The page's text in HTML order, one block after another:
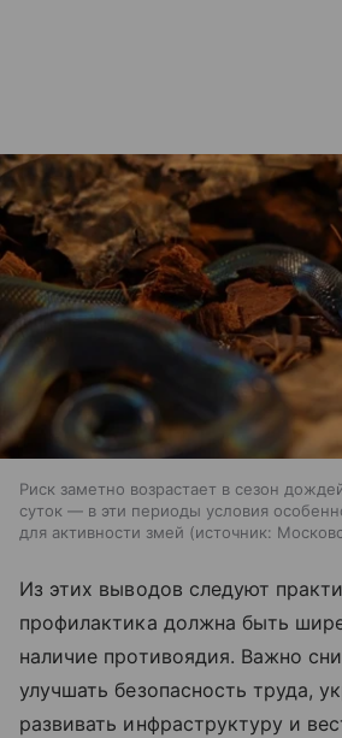
Риск заметно возрастает в сезон
суток — в эти периоды условия
для активности змей
источник:
Из этих выводов следуют
профилактика должна быть
наличие противоядия. Важно
улучшать безопасность труда,
развивать инфраструктуру и